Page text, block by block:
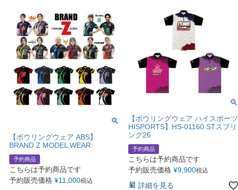
【ボウリングウェア ABS】
BRAND Z MODEL WEAR
予約商品
こちらは予約商品です
予約販売価格 ¥11,000税込
【ボウリングウェア ハイスポーツ
HISPORTS】HS-01160 STスプリ
ング26
予約商品
こちらは予約商品です
予約販売価格 ¥9,900税込
詳細を見る